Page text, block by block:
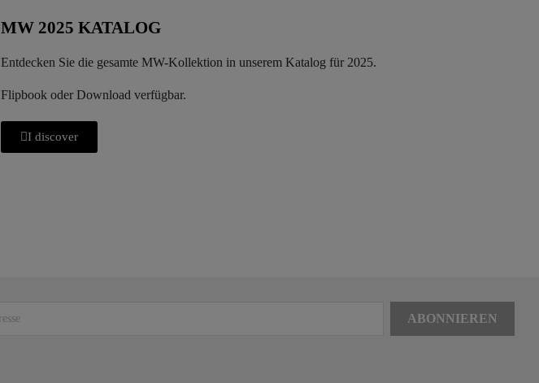
MW 2025 KATALOG
Entdecken Sie die gesamte MW-Kollektion in unserem Katalog für 2025.
Flipbook oder Download verfügbar.
I discover